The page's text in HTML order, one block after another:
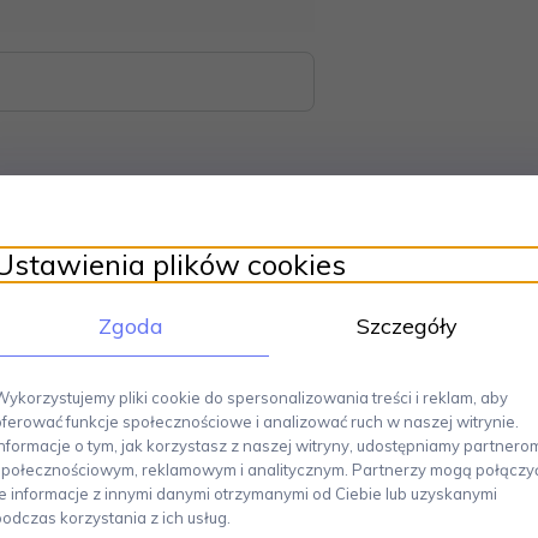
wyróżnia się swoim purystycznym szykiem oraz wyjątkową
Otwieracz doskonale sprawdza się zarówno przy
butelkę. Został wykonany z wytrzymałej stali nierdzewnej, co
i pewne chwycenie otwieracza. Wymiary otwieracza to
to kolejne przydatne akcesorium od Blomus, które z pewnością
wybór dla wszystkich, którzy cenią sobie praktyczność,
plików cookies
Zgoda Szczegóły
pliki cookie do spersonalizowania treści i reklam, aby
funkcje społecznościowe i analizować ruch w naszej witrynie.
o tym, jak korzystasz z naszej witryny, udostępniamy
reklamowym i analitycznym. Partnerzy mogą
informacje z innymi danymi otrzymanymi od Ciebie lub uzyskanymi
korzystania z ich usług.